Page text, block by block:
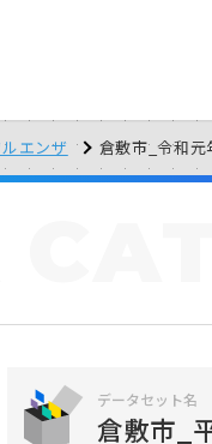
エンザ 倉敷市_令和
データセット名
倉敷市_